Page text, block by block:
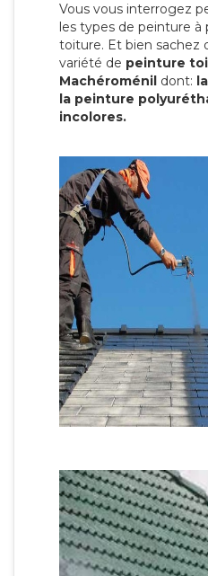
Vous vous interrogez
les types de peinture à
toiture. Et bien sachez
variété de peinture
Machéroménil dont:
la peinture
incolores.